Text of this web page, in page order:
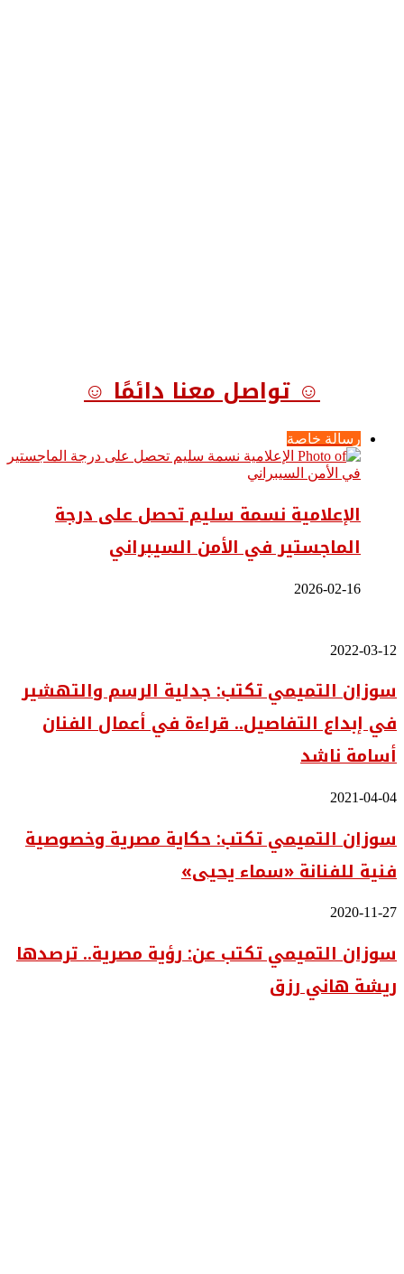
☺ تواصل معنا دائمًا ☺
رسالة خاصة
الإعلامية نسمة سليم تحصل على درجة
الماجستير في الأمن السيبراني
2026-02-16
سوزان
تكتب:
جدلية
الرسم
والتهشير
في
قراءة
أعمال
أسامة
2022-03-12
سوزان التميمي تكتب: جدلية الرسم والتهشير
في إبداع التفاصيل.. قراءة في أعمال الفنان
أسامة ناشد
سوزان
تكتب:
حكاية
مصرية
وخصوصية
للفنانة
يحيى»
2021-04-04
سوزان التميمي تكتب: حكاية مصرية وخصوصية
فنية للفنانة «سماء يحيى»
سوزان
تكتب
عن:
رؤية
مصرية..
2020-11-27
سوزان التميمي تكتب عن: رؤية مصرية.. ترصدها
ريشة هاني رزق